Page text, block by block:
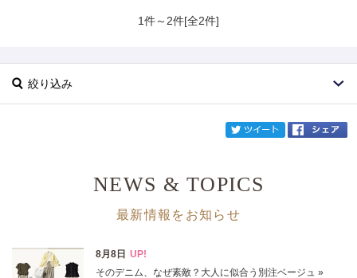
1件～2件[全2件]
絞り込み
サイズ
NEWS & TOPICS
最新情報をお知らせ